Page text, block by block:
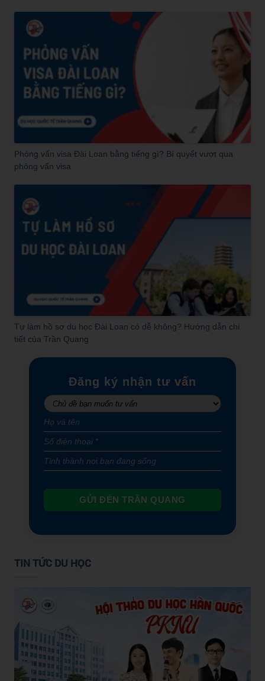
Phỏng vấn visa Đài Loan bằng tiếng gì? Bí quyết vượt qua
phỏng vấn visa
Tự làm hồ sơ du học Đài Loan có dễ không? Hướng dẫn chi
tiết của Trần Quang
Đăng ký nhận tư vấn
GỬI ĐẾN TRẦN QUANG
TIN TỨC DU HỌC